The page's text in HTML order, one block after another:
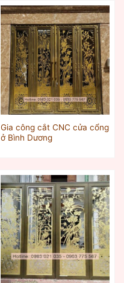
Gia công cắt CNC cửa cổng
ở Bình Dương